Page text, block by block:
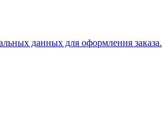
данных для оформления заказа.